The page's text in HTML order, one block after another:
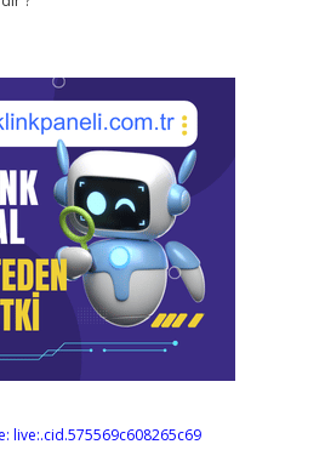
live:.cid.575569c608265c69